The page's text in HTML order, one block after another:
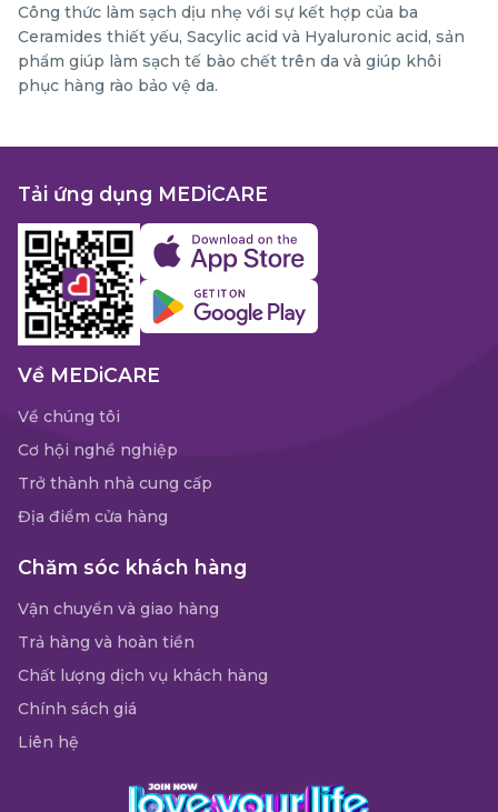
Công thức làm sạch dịu nhẹ với sự kết hợp của ba
Ceramides thiết yếu, Sacylic acid và Hyaluronic acid, sản
phẩm giúp làm sạch tế bào chết trên da và giúp khôi
phục hàng rào bảo vệ da.
Tải ứng dụng MEDiCARE
Về MEDiCARE
Về chúng tôi
Cơ hội nghề nghiệp
Trở thành nhà cung cấp
Địa điểm cửa hàng
Chăm sóc khách hàng
Vận chuyển và giao hàng
Trả hàng và hoàn tiền
Chất lượng dịch vụ khách hàng
Chính sách giá
Liên hệ